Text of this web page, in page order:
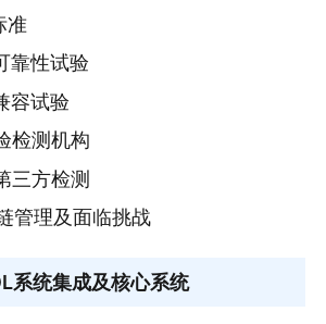
准
靠性试验
容试验
检测机构
三方检测
管理及面临挑战
系统集成及核心系统